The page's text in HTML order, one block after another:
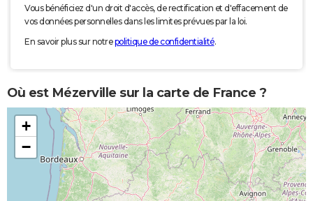
Vous bénéficiez d'un droit d'accès, de rectification et d'effacement de
vos données personnelles dans les limites prévues par la loi.
En savoir plus sur notrepolitique de confidentialité.
Où est Mézerville sur la carte de France ?
+
−